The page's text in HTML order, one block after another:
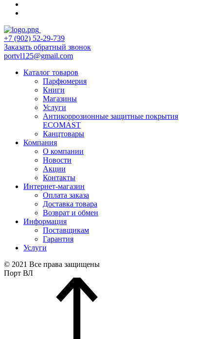
+7 (902) 52-29-739
Заказать обратный звонок
portvl125@gmail.com
Каталог товаров
Парфюмерия
Книги
Магазины
Услуги
Антикоррозионные защитные покрытия
ECOMAST
Канцтовары
Компания
О компании
Новости
Акции
Контакты
Интернет-магазин
Оплата заказа
Доставка товара
Возврат и обмен
Информация
Поставщикам
Гарантия
Услуги
© 2021 Все права защищены
Порт ВЛ